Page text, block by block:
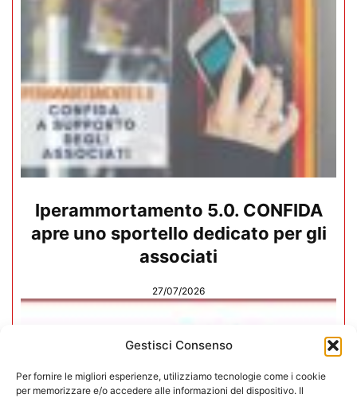
Gestisci Consenso
Per fornire le migliori esperienze, utilizziamo tecnologie come i cookie
per memorizzare e/o accedere alle informazioni del dispositivo. Il
Iperammortamento 5.0. CONFIDA
apre uno sportello dedicato per gli
associati
27/07/2026